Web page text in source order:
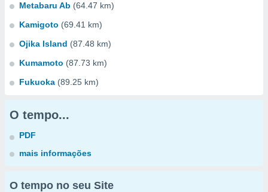
Metabaru Ab (64.47 km)
Kamigoto (69.41 km)
Ojika Island (87.48 km)
Kumamoto (87.73 km)
Fukuoka (89.25 km)
O tempo...
PDF
mais informações
O tempo no seu Site